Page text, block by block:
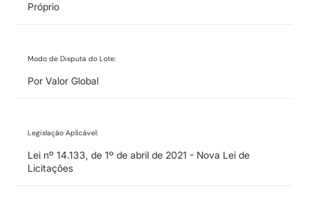
Próprio
Modo de Disputa do Lote:
Por Valor Global
Legislação Aplicável:
Lei nº 14.133, de 1º de abril de 2021 - Nova Lei de
Licitações